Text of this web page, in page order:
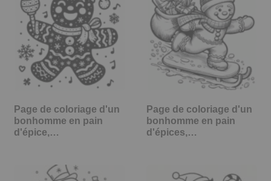
Page de coloriage d'un
bonhomme en pain
d'épice,…
Page de coloriage d'un
bonhomme en pain
d'épices,…